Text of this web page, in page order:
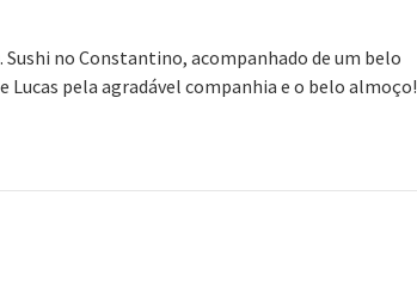
no Constantino, acompanhado de um belo
Lucas pela agradável companhia e o belo almoço!